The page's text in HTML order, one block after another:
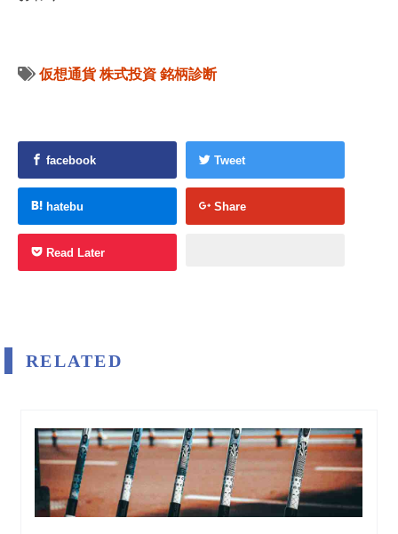
仮想通貨 株式投資 銘柄診断
facebook Tweet
hatebu Share
Read Later
RELATED